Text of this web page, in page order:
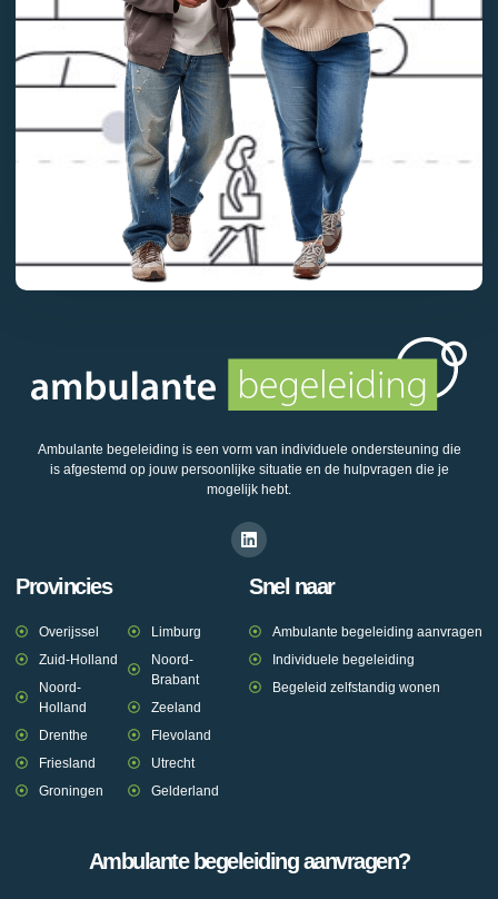
Ambulante begeleiding is een vorm van individuele ondersteuning die
is afgestemd op jouw persoonlijke situatie en de hulpvragen die je
mogelijk hebt.
Provincies
Overijssel
Zuid-Holland
Noord-
Holland
Drenthe
Friesland
Groningen
Limburg
Noord-
Brabant
Zeeland
Flevoland
Utrecht
Gelderland
Snel naar
Ambulante begeleiding aanvragen
Individuele begeleiding
Begeleid zelfstandig wonen
Ambulante begeleiding aanvragen?